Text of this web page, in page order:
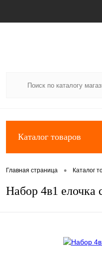
Каталог товаров
Главная страница • Каталог
Набор 4в1 елочка